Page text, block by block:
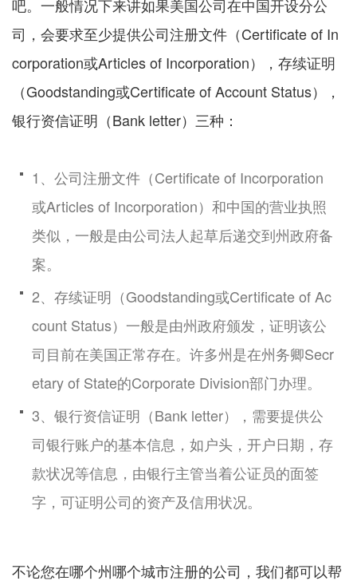
吧。一般情况下来讲如果美国公司在中国开设分公
司，会要求至少提供公司注册文件（Certificate of In
corporation或Articles of Incorporation），存续证明
（Goodstanding或Certificate of Account Status），
银行资信证明（Bank letter）三种：
1、公司注册文件（Certificate of Incorporation
或Articles of Incorporation）和中国的营业执照
类似，一般是由公司法人起草后递交到州政府备
案。
2、存续证明（Goodstanding或Certificate of Ac
count Status）一般是由州政府颁发，证明该公
司目前在美国正常存在。许多州是在州务卿Secr
etary of State的Corporate Division部门办理。
3、银行资信证明（Bank letter），需要提供公
司银行账户的基本信息，如户头，开户日期，存
款状况等信息，由银行主管当着公证员的面签
字，可证明公司的资产及信用状况。
不论您在哪个州哪个城市注册的公司，我们都可以帮